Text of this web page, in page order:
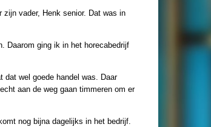
zijn vader, Henk senior. Dat was in
Daarom ging ik in het horecabedrijf
dat wel goede handel was. Daar
aan de weg gaan timmeren om er
nog bijna dagelijks in het bedrijf.